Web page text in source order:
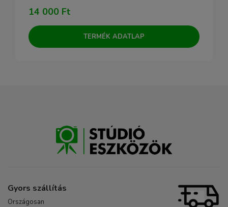
14 000 Ft
TERMÉK ADATLAP
Gyors szállítás
Országosan